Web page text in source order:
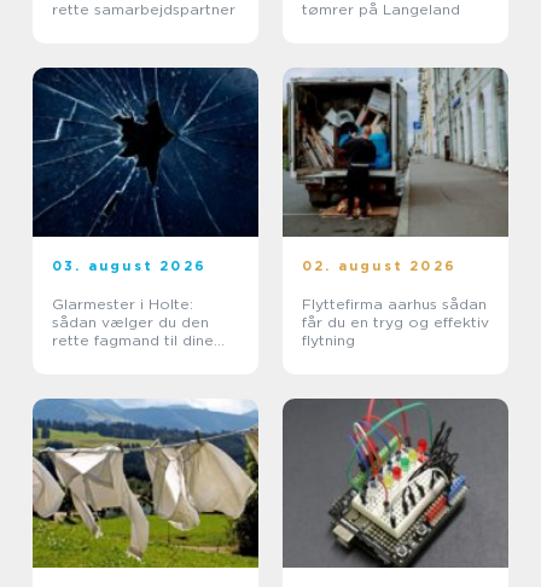
rette samarbejdspartner tømrer på Langeland
03. august 2026
Glarmester i Holte:
sådan vælger du den
rette fagmand til dine
02. august 2026
Flyttefirma aarhus sådan
får du en tryg og effektiv
flytning